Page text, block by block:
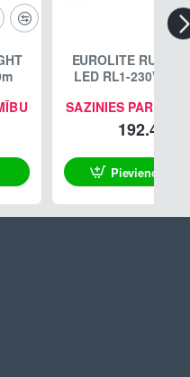
SAZINIES PAR
EUROLITE
LED RL1-230V
192.40€
Pievienot